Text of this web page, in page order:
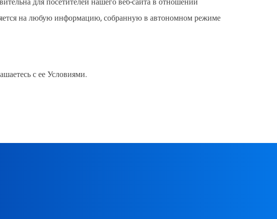
на любую информацию, собранную в автономном режиме
с ее Условиями.